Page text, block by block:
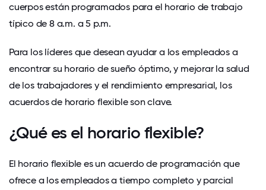
cuerpos están programados para el horario de trabajo
típico de 8 a.m. a 5 p.m.
Para los líderes que desean ayudar a los empleados a
encontrar su horario de sueño óptimo, y mejorar la salud
de los trabajadores y el rendimiento empresarial, los
acuerdos de horario flexible son clave.
¿Qué es el horario flexible?
El horario flexible es un acuerdo de programación que
ofrece a los empleados a tiempo completo y parcial